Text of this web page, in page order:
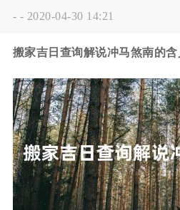
- - 2020-04-30 14:21
搬家吉日查询解说冲马煞南的含